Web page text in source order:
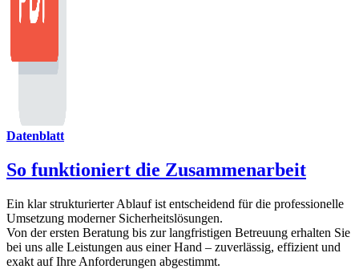
Datenblatt
So funktioniert die Zusammenarbeit
Ein klar strukturierter Ablauf ist entscheidend für die professionelle
Umsetzung moderner Sicherheitslösungen.
Von der ersten Beratung bis zur langfristigen Betreuung erhalten Sie
bei uns alle Leistungen aus einer Hand – zuverlässig, effizient und
exakt auf Ihre Anforderungen abgestimmt.